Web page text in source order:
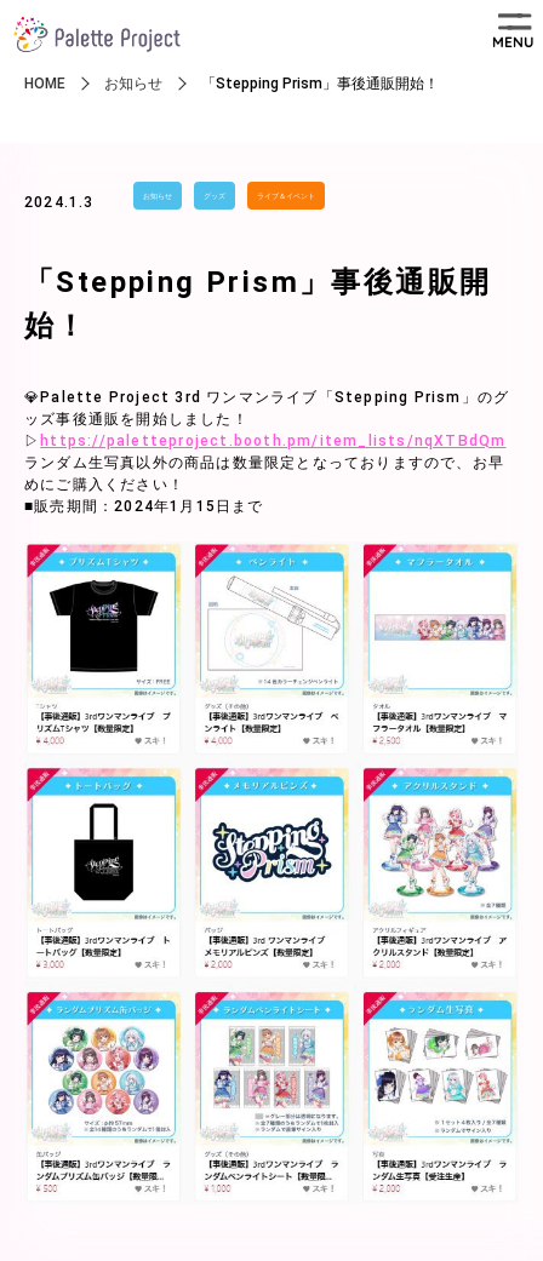
MENU
HOME お知らせ 「Stepping Prism」事後通販開始！
2024.1.3 お知らせ グッズ ライブ＆イベント
「Stepping Prism」事後通販開
始！
💎Palette Project 3rd ワンマンライブ「Stepping Prism」のグ
ッズ事後通販を開始しました！
▷ https://paletteproject.booth.pm/item_lists/nqXTBdQm
ランダム生写真以外の商品は数量限定となっておりますので、お早
めにご購入ください！
■販売期間：2024年1月15日まで